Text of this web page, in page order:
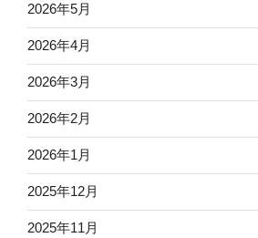
2026年5月
2026年4月
2026年3月
2026年2月
2026年1月
2025年12月
2025年11月